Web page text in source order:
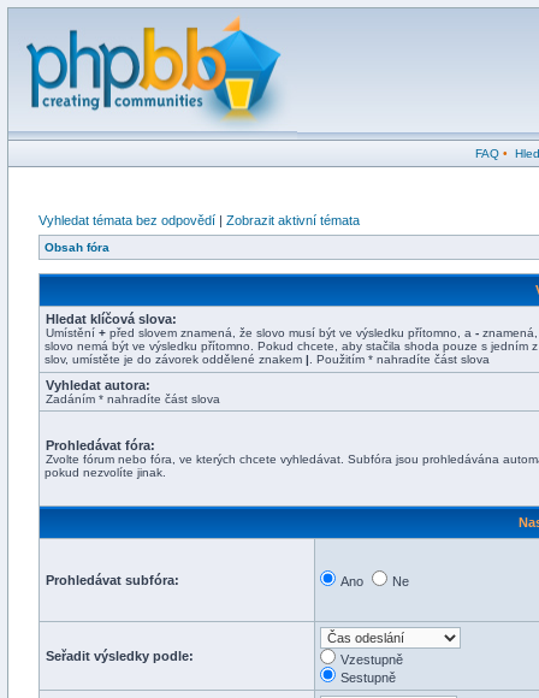
FAQ•
Vyhledat témata bez odpovědí | Zobrazit aktivní témata
Obsah fóra
Hledat klíčová slova:
Umístění + před slovem znamená, že slovo musí být ve výsledku přítomno, a -
slovo nemá být ve výsledku přítomno. Pokud chcete, aby stačila shoda pouze s jedním
slov, umístěte je do závorek oddělené znakem | . Použitím * nahradíte část slova
Vyhledat autora:
Zadáním * nahradíte část slova
Prohledávat fóra:
Zvolte fórum nebo fóra, ve kterých chcete vyhledávat. Subfóra jsou prohledávána
pokud nezvolíte jinak.
Prohledávat subfóra: Ano Ne
Seřadit výsledky podle:
Vzestupně
Sestupně